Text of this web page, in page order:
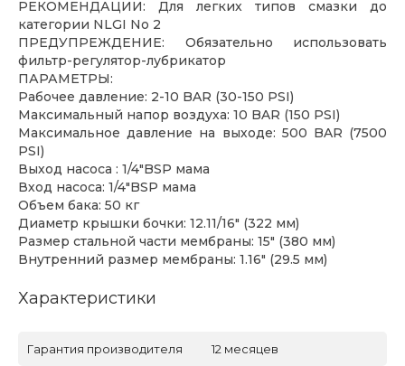
РЕКОМЕНДАЦИИ: Для легких типов смазки до
категории NLGI No 2
ПРЕДУПРЕЖДЕНИЕ: Обязательно использовать
фильтр-регулятор-лубрикатор
ПАРАМЕТРЫ:
Рабочее давление: 2-10 BAR (30-150 PSI)
Максимальный напор воздуха: 10 BAR (150 PSI)
Максимальное давление на выходе: 500 BAR (7500
PSI)
Выход насоса : 1/4"BSP мама
Вход насоса: 1/4"BSP мама
Объем бака: 50 кг
Диаметр крышки бочки: 12.11/16" (322 мм)
Размер стальной части мембраны: 15" (380 мм)
Внутренний размер мембраны: 1.16" (29.5 мм)
Характеристики
Гарантия производителя 12 месяцев